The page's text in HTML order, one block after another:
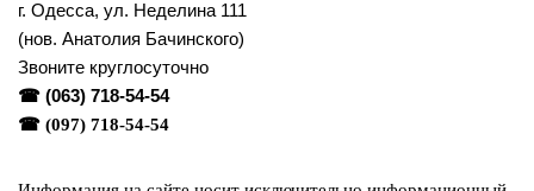
г. Одесса, ул. Неделина 111
(нов. Анатолия Бачинского)
Звоните круглосуточно
☎ (063) 718-54-54
☎ (097) 718-54-54